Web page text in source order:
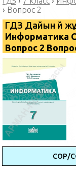
› Вопрос 2
ГДЗ Дайын үй
Информатика
Вопрос 2
СОР/